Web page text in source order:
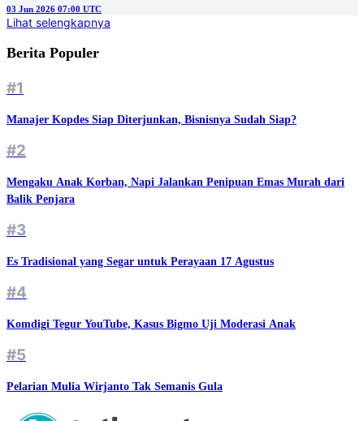
03 Jun 2026 07:00 UTC
Lihat selengkapnya
Berita Populer
#1
Manajer Kopdes Siap Diterjunkan, Bisnisnya Sudah Siap?
#2
Mengaku Anak Korban, Napi Jalankan Penipuan Emas Murah dari
Balik Penjara
#3
Es Tradisional yang Segar untuk Perayaan 17 Agustus
#4
Komdigi Tegur YouTube, Kasus Bigmo Uji Moderasi Anak
#5
Pelarian Mulia Wirjanto Tak Semanis Gula